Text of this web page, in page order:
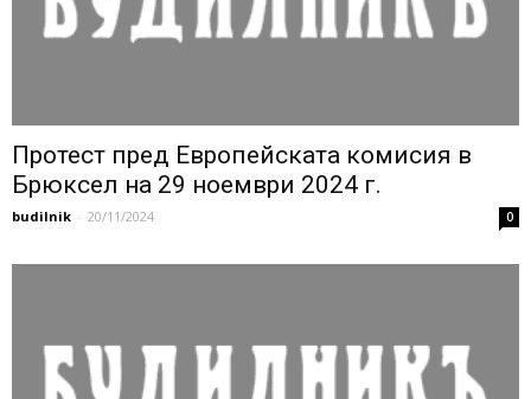
Протест пред Европейската комисия в
Брюксел на 29 ноември 2024 г.
budilnik - 20/11/2024 0